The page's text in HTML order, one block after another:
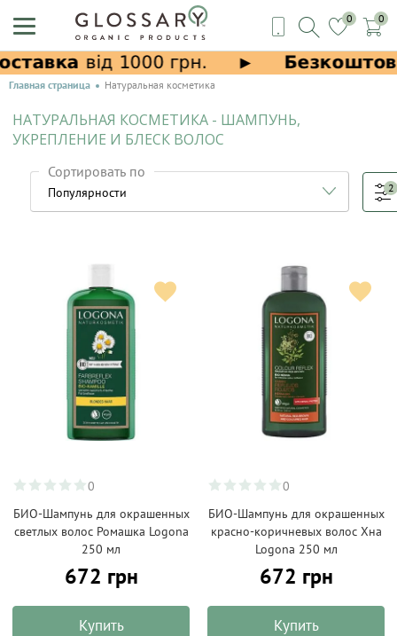
0 0
Главная страница Натуральная косметика
НАТУРАЛЬНАЯ КОСМЕТИКА - ШАМПУНЬ,
УКРЕПЛЕНИЕ И БЛЕСК ВОЛОС
Сортировать по
2
0
БИО-Шампунь для окрашенных
светлых волос Ромашка Logona
250 мл
672 грн
Купить
0
БИО-Шампунь для окрашенных
красно-коричневых волос Хна
Logona 250 мл
672 грн
Купить